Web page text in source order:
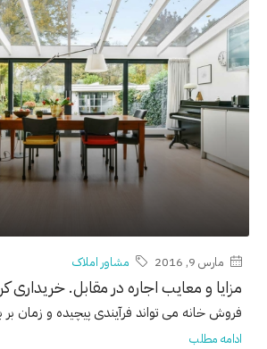
مارس 9, 2016 مشاور املاک
مزایا و معایب اجاره در مقابل. خریداری
فروش خانه می تواند فرآیندی پیچیده و زمان بر
ادامه مطلب